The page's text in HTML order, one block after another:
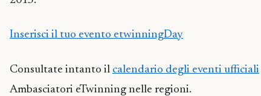
Inserisci il tuo evento etwinningDay
Consultate intanto il calendario degli eventi ufficiali
Ambasciatori eTwinning nelle regioni.